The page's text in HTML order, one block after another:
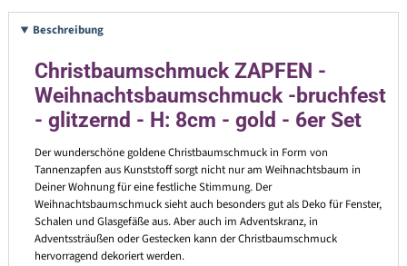
Beschreibung
Christbaumschmuck ZAPFEN -
Weihnachtsbaumschmuck -bruchfest
- glitzernd - H: 8cm - gold - 6er Set
Der wunderschöne goldene Christbaumschmuck in Form von
Tannenzapfen aus Kunststoff sorgt nicht nur am Weihnachtsbaum in
Deiner Wohnung für eine festliche Stimmung. Der
Weihnachtsbaumschmuck sieht auch besonders gut als Deko für Fenster,
Schalen und Glasgefäße aus. Aber auch im Adventskranz, in
Adventssträußen oder Gestecken kann der Christbaumschmuck
hervorragend dekoriert werden.